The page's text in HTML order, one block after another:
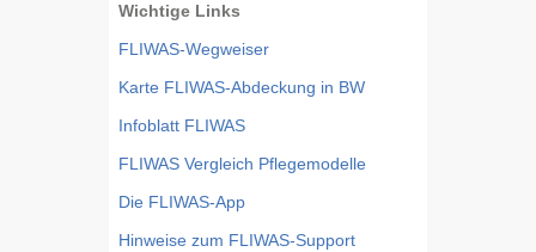
Wichtige Links
FLIWAS-Wegweiser
Karte FLIWAS-Abdeckung in BW
Infoblatt FLIWAS
FLIWAS Vergleich Pflegemodelle
Die FLIWAS-App
Hinweise zum FLIWAS-Support